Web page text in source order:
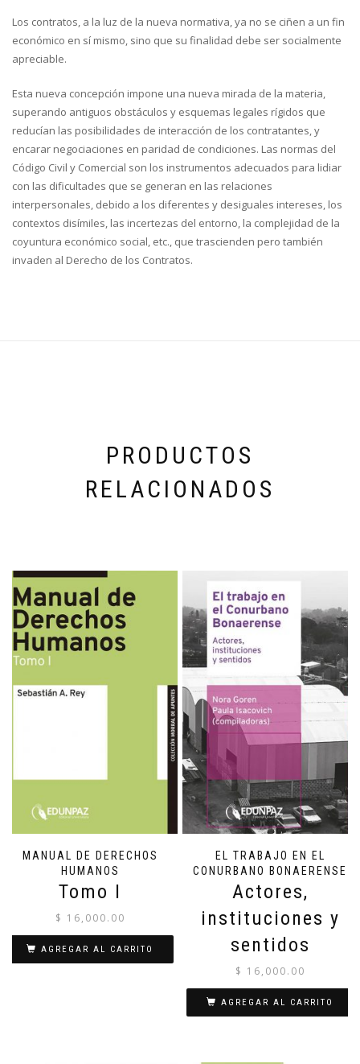
Los contratos, a la luz de la nueva normativa, ya no se ciñen a un fin
económico en sí mismo, sino que su finalidad debe ser socialmente
apreciable.
Esta nueva concepción impone una nueva mirada de la materia,
superando antiguos obstáculos y esquemas legales rígidos que
reducían las posibilidades de interacción de los contratantes, y
encarar negociaciones en paridad de condiciones. Las normas del
Código Civil y Comercial son los instrumentos adecuados para lidiar
con las dificultades que se generan en las relaciones
interpersonales, debido a los diferentes y desiguales intereses, los
contextos disímiles, las incertezas del entorno, la complejidad de la
coyuntura económico social, etc., que trascienden pero también
invaden al Derecho de los Contratos.
PRODUCTOS
RELACIONADOS
MANUAL DE DERECHOS
HUMANOS
Tomo I
$ 16,000.00
AGREGAR AL CARRITO
EL TRABAJO EN EL
CONURBANO BONAERENSE
Actores,
instituciones y
sentidos
$ 16,000.00
AGREGAR AL CARRITO